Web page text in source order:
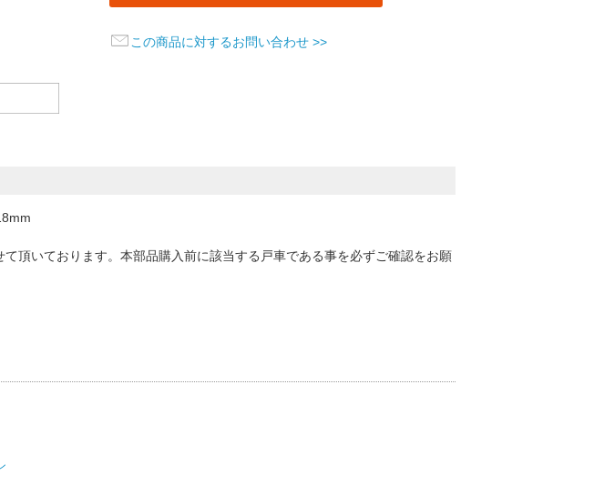
この商品に対するお問い合わせ >>
頂いております。本部品購入前に該当する戸車である事を必ずご確認をお願